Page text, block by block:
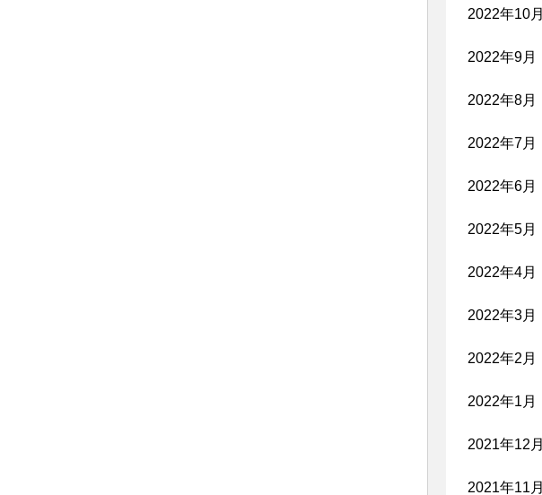
2022年10月
2022年9月
2022年8月
2022年7月
2022年6月
2022年5月
2022年4月
2022年3月
2022年2月
2022年1月
2021年12月
2021年11月